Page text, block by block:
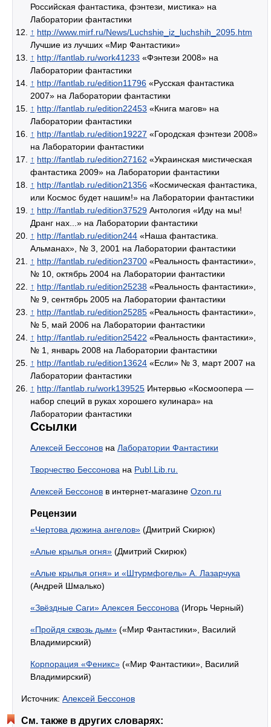
Российская фантастика, фэнтези, мистика» на
Лаборатории фантастики
↑ http://www.mirf.ru/News/Luchshie_iz_luchshih_2095.htm
Лучшие из лучших «Мир Фантастики»
↑ http://fantlab.ru/work41233 «Фэнтези 2008» на
Лаборатории фантастики
↑ http://fantlab.ru/edition11796 «Русская фантастика
2007» на Лаборатории фантастики
↑ http://fantlab.ru/edition22453 «Книга магов» на
Лаборатории фантастики
↑ http://fantlab.ru/edition19227 «Городская фэнтези 2008»
на Лаборатории фантастики
↑ http://fantlab.ru/edition27162 «Украинская мистическая
фантастика 2009» на Лаборатории фантастики
↑ http://fantlab.ru/edition21356 «Космическая фантастика,
или Космос будет нашим!» на Лаборатории фантастики
↑ http://fantlab.ru/edition37529 Антология «Иду на мы!
Дранг нах...» на Лаборатории фантастики
↑ http://fantlab.ru/edition244 «Наша фантастика.
Альманах», № 3, 2001 на Лаборатории фантастики
↑ http://fantlab.ru/edition23700 «Реальность фантастики»,
№ 10, октябрь 2004 на Лаборатории фантастики
↑ http://fantlab.ru/edition25238 «Реальность фантастики»,
№ 9, сентябрь 2005 на Лаборатории фантастики
↑ http://fantlab.ru/edition25285 «Реальность фантастики»,
№ 5, май 2006 на Лаборатории фантастики
↑ http://fantlab.ru/edition25422 «Реальность фантастики»,
№ 1, январь 2008 на Лаборатории фантастики
↑ http://fantlab.ru/edition13624 «Если» № 3, март 2007 на
Лаборатории фантастики
↑ http://fantlab.ru/work139525 Интервью «Космоопера —
набор специй в руках хорошего кулинара» на
Лаборатории фантастики
Ссылки
Алексей Бессонов на Лаборатории Фантастики
Творчество Бессонова на Publ.Lib.ru.
Алексей Бессонов в интернет-магазине Ozon.ru
Рецензии
«Чертова дюжина ангелов» (Дмитрий Скирюк)
«Алые крылья огня» (Дмитрий Скирюк)
«Алые крылья огня» и «Штурмфогель» А. Лазарчука
(Андрей Шмалько)
«Звёздные Саги» Алексея Бессонова (Игорь Черный)
«Пройдя сквозь дым» («Мир Фантастики», Василий
Владимирский)
Корпорация «Феникс» («Мир Фантастики», Василий
Владимирский)
Источник: Алексей Бессонов
См. также в других словарях: